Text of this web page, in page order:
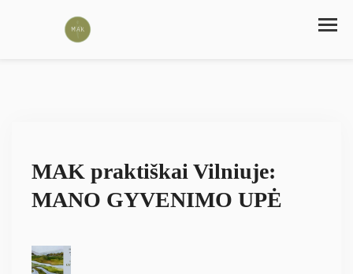
MAK praktiškai Vilniuje:
MANO GYVENIMO UPĖ